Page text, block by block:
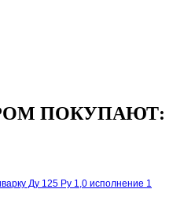
ПОКУПАЮТ:
Ду 125 Ру 1,0 исполнение 1